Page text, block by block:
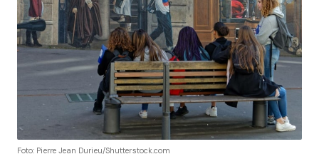
Foto: Pierre Jean Durieu/Shutterstock.com